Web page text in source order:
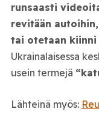
runsaasti
revitään
tai otetaan
Ukrainalaisessa
usein termejä
Lähteinä myös: